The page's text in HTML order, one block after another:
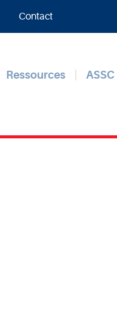
Contact
Ressources ASSC